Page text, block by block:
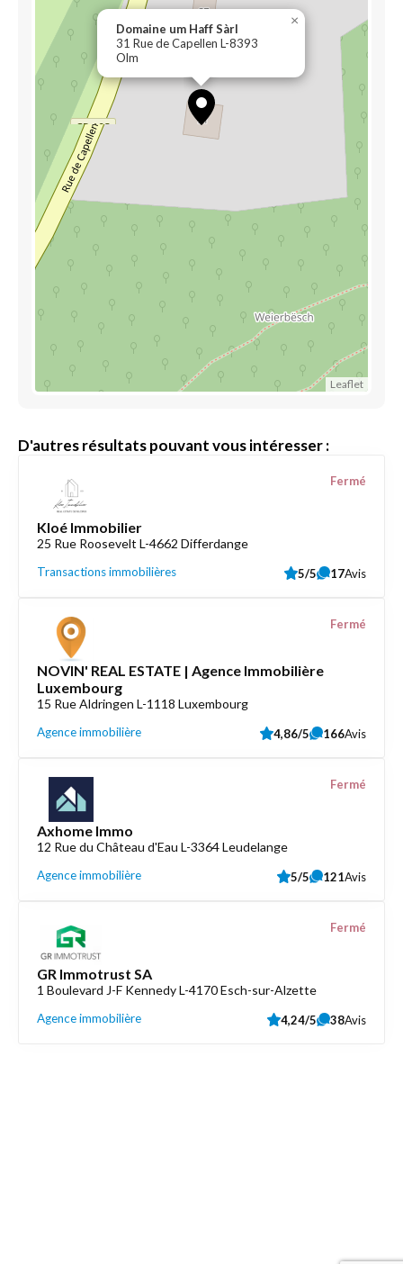
Domaine um Haff Sàrl
31 Rue de Capellen L-8393
Olm
×
Leaflet
D'autres résultats pouvant vous intéresser :
Kloé Immobilier
25 Rue Roosevelt L-4662 Differdange
Transactions immobilières
Fermé
5/5 17Avis
NOVIN' REAL ESTATE | Agence Immobilière
Luxembourg
15 Rue Aldringen L-1118 Luxembourg
Agence immobilière
Fermé
4,86/5 166Avis
Axhome Immo
12 Rue du Château d'Eau L-3364 Leudelange
Agence immobilière
Fermé
5/5 121Avis
GR Immotrust SA
1 Boulevard J-F Kennedy L-4170 Esch-sur-Alzette
Agence immobilière
Fermé
4,24/5 38Avis